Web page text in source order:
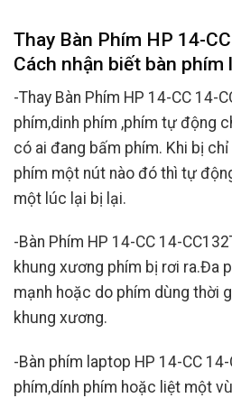
Thay Bàn Phím HP 14-
Cách nhận biết bàn phím
-Thay Bàn Phím HP 14-CC 14-
phím,dinh phím ,phím tự động
có ai đang bấm phím. Khi bị
phím một nút nào đó thì tự
một lúc lại bị lại.
-Bàn Phím HP 14-CC 14-
khung xương phím bị rơi ra.Đa
mạnh hoặc do phím dùng thời
khung xương.
-Bàn phím laptop HP 14-CC
phím,dính phím hoặc liệt một